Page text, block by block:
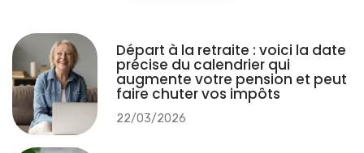
Départ à la retraite : voici la date
précise du calendrier qui
augmente votre pension et peut
faire chuter vos impôts
22/03/2026